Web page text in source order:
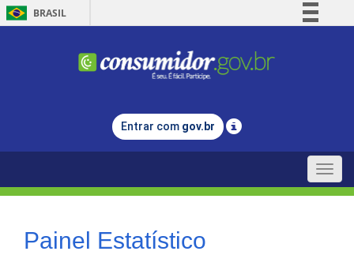
BRASIL
Comunica BR
Legislação
Entrar com gov.br
Toggle
Painel Estatístico